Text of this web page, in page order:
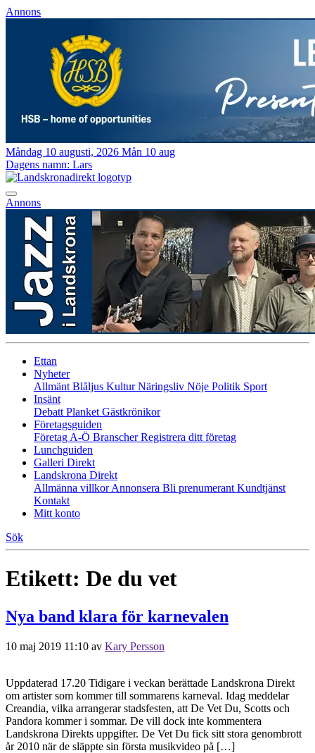
Annons
Måndag 10 augusti, 2026 Mån 10 aug
Dagens namn: Lars
Annons
Ettan
Nyheter
Allmänt Blåljus KulturNäringsliv Nöje Politik Sport
Insänt
Debatt Planket Gästkrönikor
Företagsguiden
Företag A-Ö BranscherRegistrera ditt företag
Lunchguiden
Galleri Direkt
Landskrona Direkt
Allmänna villkorAnnonsera Bli prenumerant Kundtjänst
Kontakt
Mitt konto
Sök
Etikett: De du vet
Nya band klara för karnevalen
10 maj 2019 11:10 av Kary Persson
Uppdaterad 17.20 Tidigare i veckan berättade Landskrona Direkt
om artister som kommer till sommarens karneval. Idag meddelar
Creandia, vilka arrangerar stadsfesten, att De Vet Du, Scotts och
Pandora kommer i sommar. De vill dock inte kommentera
Landskrona Direkts uppgifter. De Vet Du fick sitt stora genombrott
år 2010 när de släppte sin första musikvideo på […]